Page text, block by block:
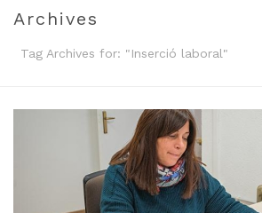
Archives
Tag Archives for: "Inserció laboral"